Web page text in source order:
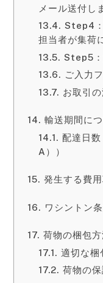
メール送付し
Step4
担当者が集荷
Step5：
ご入力
お取引
輸送期間に
配達日
A））
発生する費
ワシントン
荷物の梱包方
適切な梱
荷物の